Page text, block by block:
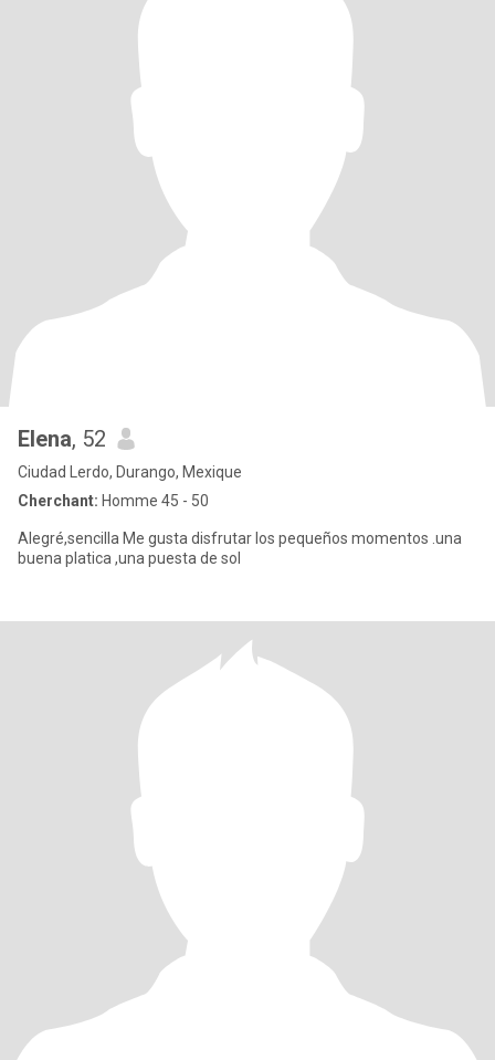
Elena, 52
Ciudad Lerdo, Durango, Mexique
Cherchant: Homme 45 - 50
Alegré,sencilla Me gusta disfrutar los pequeños momentos .una
buena platica ,una puesta de sol